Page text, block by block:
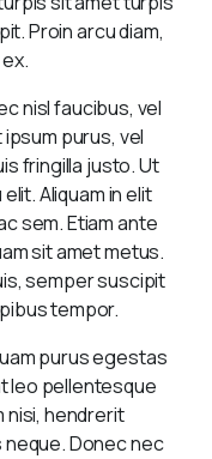
Proin arcu diam,
nisl faucibus, vel
purus, vel
fringilla justo. Ut
Aliquam in elit
sem. Etiam ante
sit amet metus.
semper suscipit
tempor.
purus egestas
leo pellentesque
nisi, hendrerit
Donec nec